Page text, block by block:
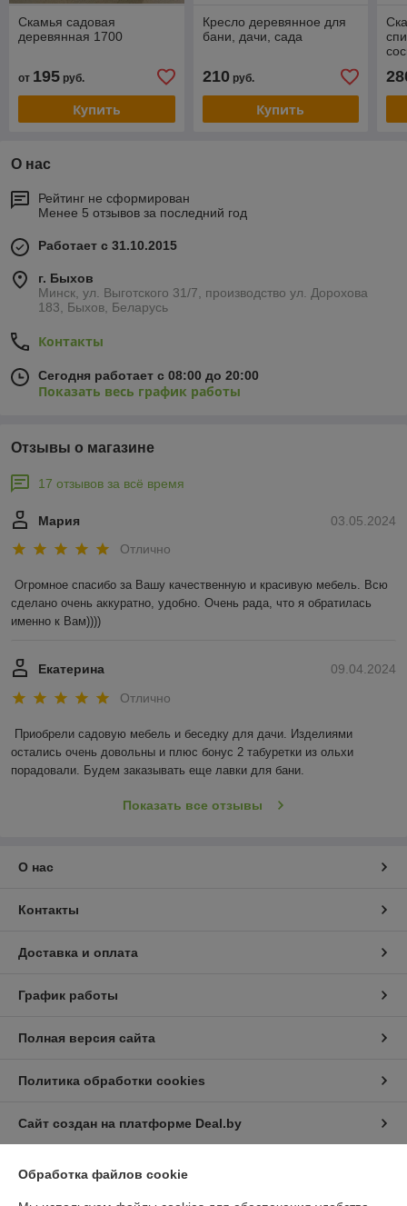
Скамья садовая
деревянная 1700
от 195 руб.
Купить
Кресло деревянное для
бани, дачи, сада
210руб.
Купить
О нас
Рейтинг не сформирован
Менее 5 отзывов за последний год
Работает с 31.10.2015
г. Быхов
Минск, ул. Выготского 31/7, производство ул. Дорохова
183, Быхов, Беларусь
Контакты
Сегодня работает с 08:00 до 20:00
Показать весь график работы
Отзывы о магазине
17 отзывов за всё время
03.05.2024
Мария
Отлично
Огромное спасибо за Вашу качественную и красивую мебель. Всю
сделано очень аккуратно, удобно. Очень рада, что я обратилась
именно к Вам))))
09.04.2024
Екатерина
Отлично
Приобрели садовую мебель и беседку для дачи. Изделиями
остались очень довольны и плюс бонус 2 табуретки из ольхи
порадовали. Будем заказывать еще лавки для бани.
Показать все отзывы
О нас
Контакты
Доставка и оплата
График работы
Полная версия сайта
Политика обработки cookies
Сайт создан на платформе Deal.by
Обработка файлов cookie